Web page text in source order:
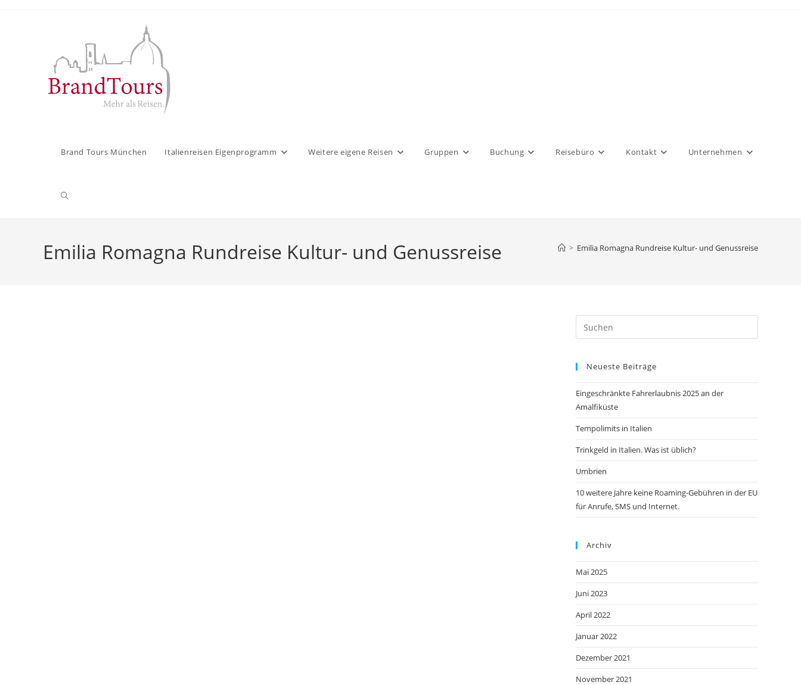
Brand Tours München Italienreisen Eigenprogramm Weitere eigene Reisen Gruppen Buchung Reisebüro Kontakt Unternehmen
Website-
Emilia Romagna Rundreise Kultur- und Genussreise > Emilia Romagna Rundreise Kultur- und Genussreise
Escape
Neueste Beiträge
Eingeschränkte Fahrerlaubnis 2025 an der
Amalfiküste
Tempolimits in Italien
Trinkgeld in Italien. Was ist üblich?
Umbrien
10 weitere Jahre keine Roaming-Gebühren in der EU
für Anrufe, SMS und Internet.
Archiv
Mai 2025
Juni 2023
April 2022
Januar 2022
Dezember 2021
November 2021